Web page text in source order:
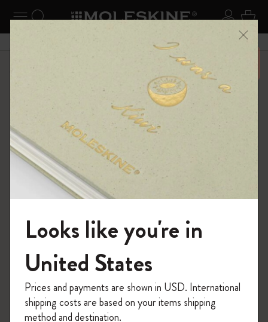
ナビゲーションの切替 ログ
検索 (キーワードなど) カ
6,500円以上のご購入で送料無料 メニ
ーを閉じる
ショップ The Original Notebook
モレスキンの世界へようこそ
「WELCOME10」を入力すると、初回注
文が10%オフ＋送料無料になります。セ
Looks like you're in
United States
Prices and payments are shown in USD. International
shipping costs are based on your items shipping
method and destination.